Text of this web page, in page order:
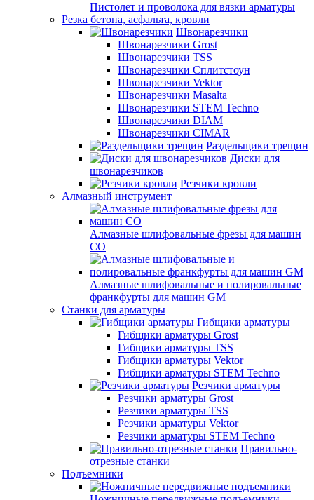
Пистолет и проволока для вязки арматуры
Резка бетона, асфальта, кровли
Швонарезчики
Швонарезчики Grost
Швонарезчики TSS
Швонарезчики Сплитстоун
Швонарезчики Vektor
Швонарезчики Masalta
Швонарезчики STEM Techno
Швонарезчики DIAM
Швонарезчики CIMAR
Раздельщики трещин
Диски для
швонарезчиков
Резчики кровли
Алмазный инструмент
Алмазные шлифовальные фрезы для машин
СО
Алмазные шлифовальные и полировальные
франкфурты для машин GM
Станки для арматуры
Гибщики арматуры
Гибщики арматуры Grost
Гибщики арматуры TSS
Гибщики арматуры Vektor
Гибщики арматуры STEM Techno
Резчики арматуры
Резчики арматуры Grost
Резчики арматуры TSS
Резчики арматуры Vektor
Резчики арматуры STEM Techno
Правильно-
отрезные станки
Подъемники